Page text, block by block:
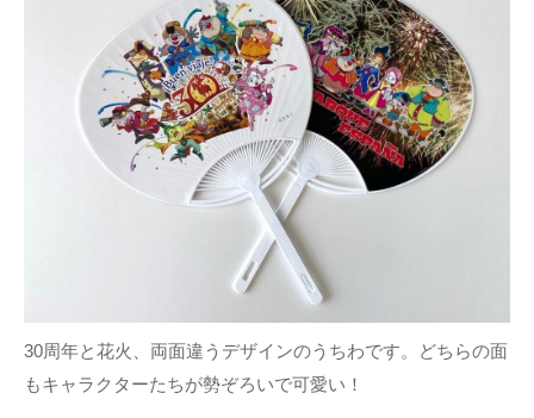
30周年と花火、両面違うデザインのうちわです。どちらの面
もキャラクターたちが勢ぞろいで可愛い！